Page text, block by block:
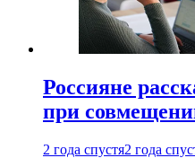
Россияне
при
2 года спустя2 года